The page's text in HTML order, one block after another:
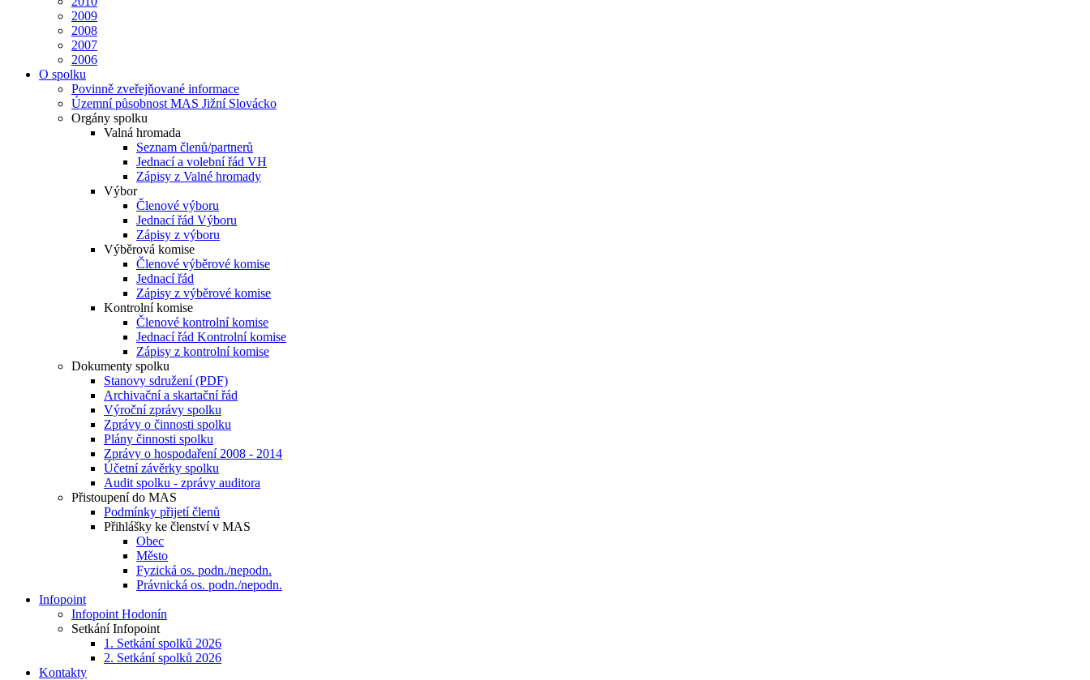
2009
2008
2007
2006
O spolku
Povinně zveřejňované informace
Územní působnost MAS Jižní Slovácko
Orgány spolku
Valná hromada
Seznam členů/partnerů
Jednací a volební řád VH
Zápisy z Valné hromady
Výbor
Členové výboru
Jednací řád Výboru
Zápisy z výboru
Výběrová komise
Členové výběrové komise
Jednací řád
Zápisy z výběrové komise
Kontrolní komise
Členové kontrolní komise
Jednací řád Kontrolní komise
Zápisy z kontrolní komise
Dokumenty spolku
Stanovy sdružení (PDF)
Archivační a skartační řád
Výroční zprávy spolku
Zprávy o činnosti spolku
Plány činnosti spolku
Zprávy o hospodaření 2008 - 2014
Účetní závěrky spolku
Audit spolku - zprávy auditora
Přistoupení do MAS
Podmínky přijetí členů
Přihlášky ke členství v MAS
Obec
Město
Fyzická os. podn./nepodn.
Právnická os. podn./nepodn.
Infopoint
Infopoint Hodonín
Setkání Infopoint
1. Setkání spolků 2026
2. Setkání spolků 2026
Kontakty